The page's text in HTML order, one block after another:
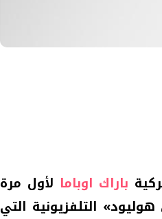
باراك اوباما لأول مرة
التلفزيونية التي